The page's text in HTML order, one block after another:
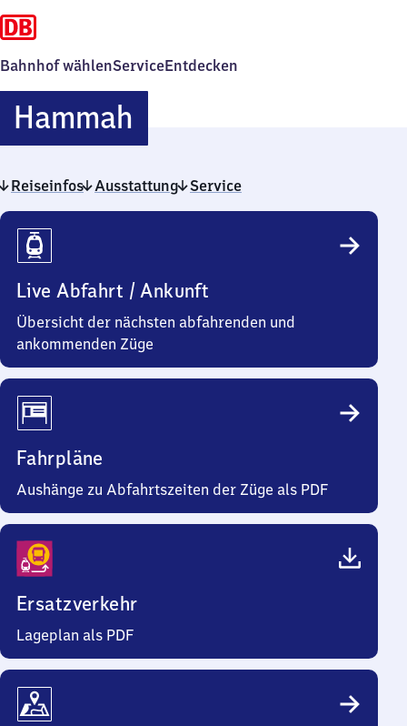
Bahnhof wählenServiceEntdecken
HammahHammah
Reiseinfos Ausstattung Service
Reiseinfos
Live Abfahrt / Ankunft
Übersicht der nächsten abfahrenden und
ankommenden Züge
Fahrpläne
Aushänge zu Abfahrtszeiten der Züge als PDF
Ersatzverkehr
Lageplan als PDF